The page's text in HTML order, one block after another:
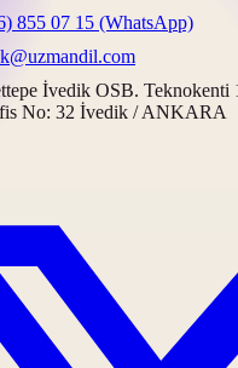
855 07 15 (WhatsApp)
İvedik OSB. Teknokenti
No: 32 İvedik / ANKARA